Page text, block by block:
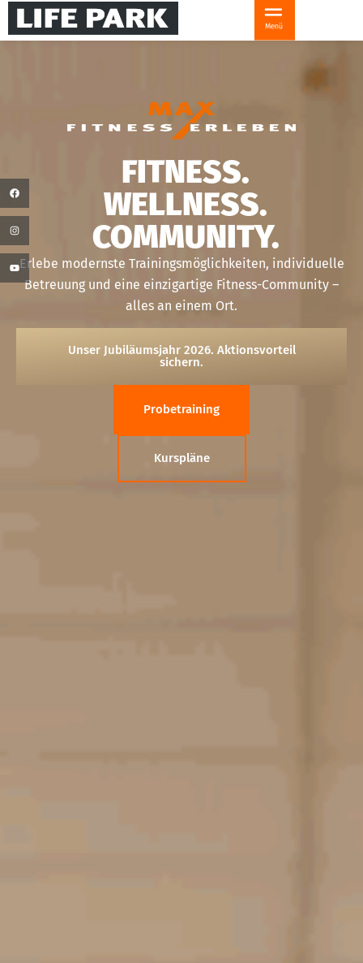
FITNESS.
WELLNESS.
COMMUNITY.
Erlebe modernste Trainingsmöglichkeiten, individuelle
Betreuung und eine einzigartige Fitness-Community –
alles an einem Ort.
Unser Jubiläumsjahr 2026. Aktionsvorteil
sichern.
Probetraining
Kurspläne